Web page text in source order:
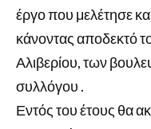
έργο που μελέτησε
κάνοντας αποδεκτό
Αλιβερίου, των
συλλόγου .
Εντός του έτους θα